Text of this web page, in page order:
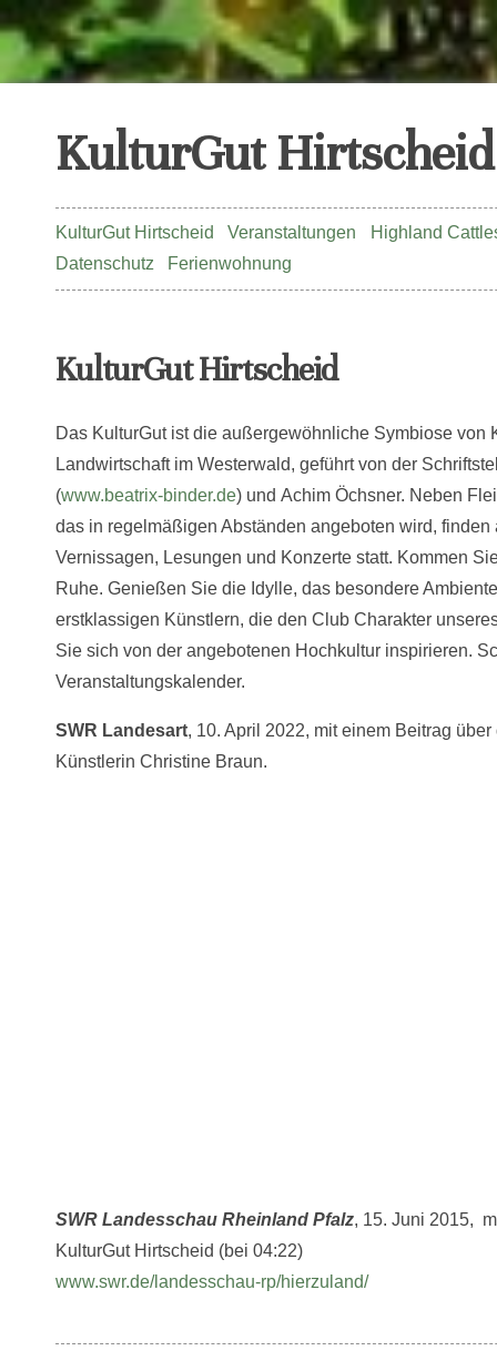
KulturGut Hirtscheid
KulturGut Hirtscheid Veranstaltungen
Highland
Datenschutz
Ferienwohnung
KulturGut Hirtscheid
Das KulturGut ist die außergewöhnliche Symbiose von
Landwirtschaft im Westerwald, geführt von der
(www.beatrix-binder.de) und Achim Öchsner. Neben
das in regelmäßigen Abständen angeboten wird, finden
Vernissagen, Lesungen und Konzerte statt. Kommen
Ruhe. Genießen Sie die Idylle, das besondere
erstklassigen Künstlern, die den Club Charakter
Sie sich von der angebotenen Hochkultur inspirieren.
Veranstaltungskalender.
SWR Landesart, 10. April 2022, mit einem Beitrag
Künstlerin Christine Braun.
SWR Landesschau Rheinland Pfalz, 15. Juni 2015,
KulturGut Hirtscheid (bei 04:22)
www.swr.de/landesschau-rp/hierzuland/